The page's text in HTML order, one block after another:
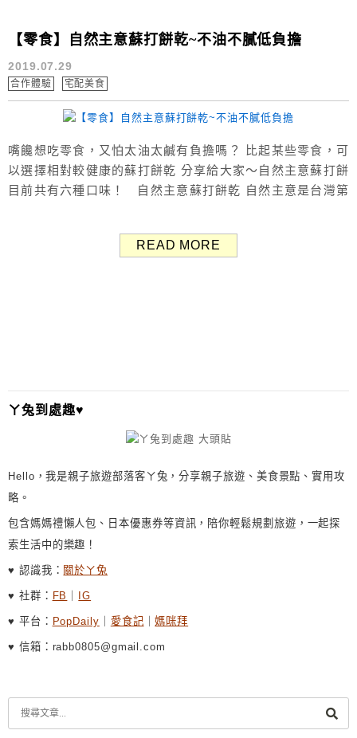
【零食】自然主意蘇打餅乾~不油不膩低負擔
2019.07.29
合作體驗 宅配美食
嘴饞想吃零食，又怕太油太鹹有負擔嗎？ 比起某些零食，可
以選擇相對較健康的蘇打餅乾 分享給大家～自然主意蘇打餅
目前共有六種口味！ 自然主意蘇打餅乾 自然主意是台灣第
打餅每種口味各有各的風味！ 可以隨著心情換來換去，好吃
READ MORE
ㄚ兔到處趣♥
Hello，我是親子旅遊部落客ㄚ兔，分享親子旅遊、美食景點、實用攻
略。
包含媽媽禮懶人包、日本優惠券等資訊，陪你輕鬆規劃旅遊，一起探
索生活中的樂趣！
♥ 認識我： 關於ㄚ兔
♥ 社群： FB IG
♥ 平台： PopDaily 愛食記 ｜媽咪拜
♥ 信箱：rabb0805@gmail.com